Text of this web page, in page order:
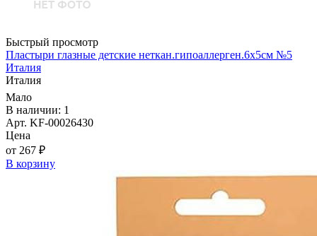
Быстрый просмотр
Пластыри глазные детские неткан.гипоаллерген.6х5см №5
Италия
Италия
Мало
В наличии: 1
Арт. KF-00026430
Цена
от 267 ₽
В корзину